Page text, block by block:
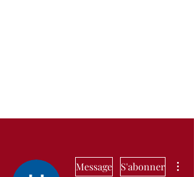
Message S'abonner